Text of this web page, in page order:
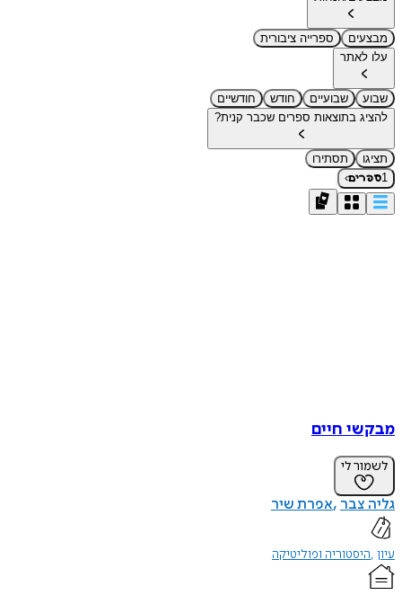
מבצעים
ספרייה ציבורית
עלו לאתר
שבוע שבועיים חודש
חודשיים
להציג בתוצאות ספרים שכבר קנית?
תציגו
תסתירו
1ספרים›
מבקשי חיים
לשמור לי
גליה צבר אפרת שיר
עיון היסטוריה ופוליטיקה